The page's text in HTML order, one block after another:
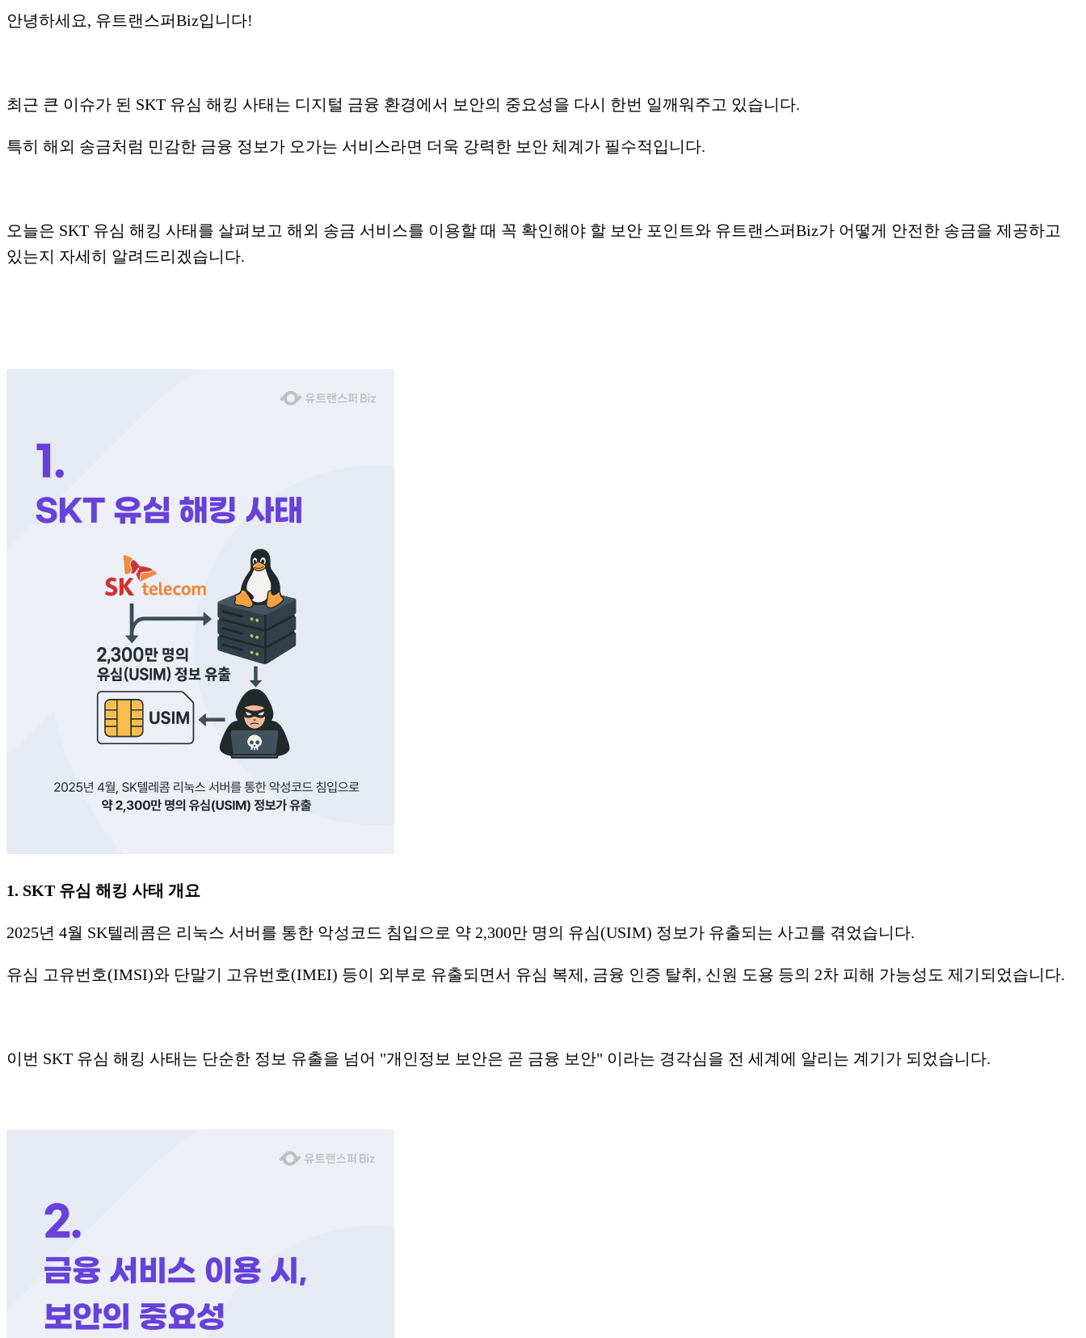
안녕하세요, 유트랜스퍼Biz입니다!
최근 큰 이슈가 된 SKT 유심 해킹 사태는 디지털 금융 환경에서 보안의 중요성을 다시 한번 일깨워주고 있습니다.
​특히 해외 송금처럼 민감한 금융 정보가 오가는 서비스라면 더욱 강력한 보안 체계가 필수적입니다.
오늘은 SKT 유심 해킹 사태를 살펴보고 해외 송금 서비스를 이용할 때 꼭 확인해야 할 보안 포인트와 유트랜스퍼Biz​가 어떻게 안전한 송금을 제공하고
있는지 자세히 알려드리겠습니다.
1. SKT 유심 해킹 사태 개요
2025년 4월 SK텔레콤은 리눅스 서버를 통한 악성코드 침입으로 약 2,300만 명의 유심(USIM) 정보가 유출되는 사고를 겪었습니다.
​유심 고유번호(IMSI)와 단말기 고유번호(IMEI) 등이 외부로 유출되면서 유심 복제, 금융 인증 탈취, 신원 도용 등의 2차 피해 가능성도 제기되었습니다.
이번 SKT 유심 해킹 사태는 단순한 정보 유출을 넘어 "개인정보 보안은 곧 금융 보안" 이라는 경각심을 전 세계에 알리는 계기가 되었습니다.